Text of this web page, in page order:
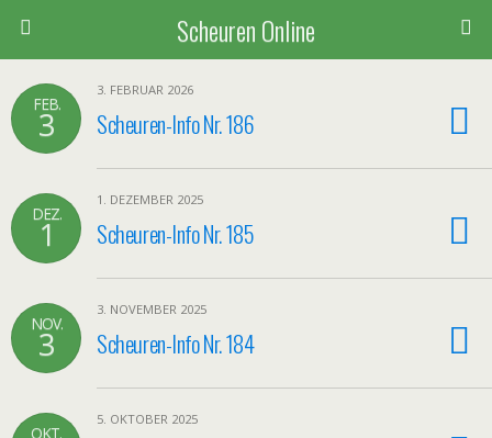
Scheuren Online
FEB.
3
3. FEBRUAR 2026
Scheuren-Info Nr. 186
DEZ.
1
1. DEZEMBER 2025
Scheuren-Info Nr. 185
NOV.
3
3. NOVEMBER 2025
Scheuren-Info Nr. 184
OKT.
5. OKTOBER 2025